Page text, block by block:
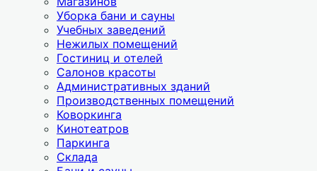
Уборка бани и сауны
Учебных заведений
Нежилых помещений
Гостиниц и отелей
Салонов красоты
Административных зданий
Производственных помещений
Коворкинга
Кинотеатров
Паркинга
Склада